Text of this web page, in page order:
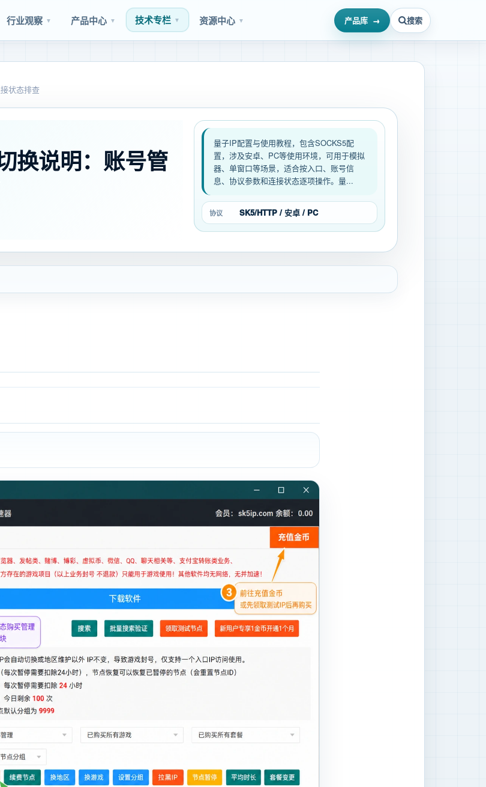
行业观察 ▼ 产品中心 ▼ 技术专栏 ▼ 资源中心 ▼ 产品库 搜索
状态排查
换说明：账号管
量子IP配置与使用教程，包含SOCKS5配
置，涉及安卓、PC等使用环境，可用于模拟
器、单窗口等场景，适合按入口、账号信
息、协议参数和连接状态逐项操作。量...
协议 SK5/HTTP / 安卓 / PC